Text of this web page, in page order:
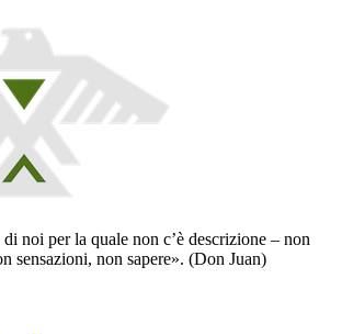
noi per la quale non c’è descrizione – non
sensazioni, non sapere». (Don Juan)